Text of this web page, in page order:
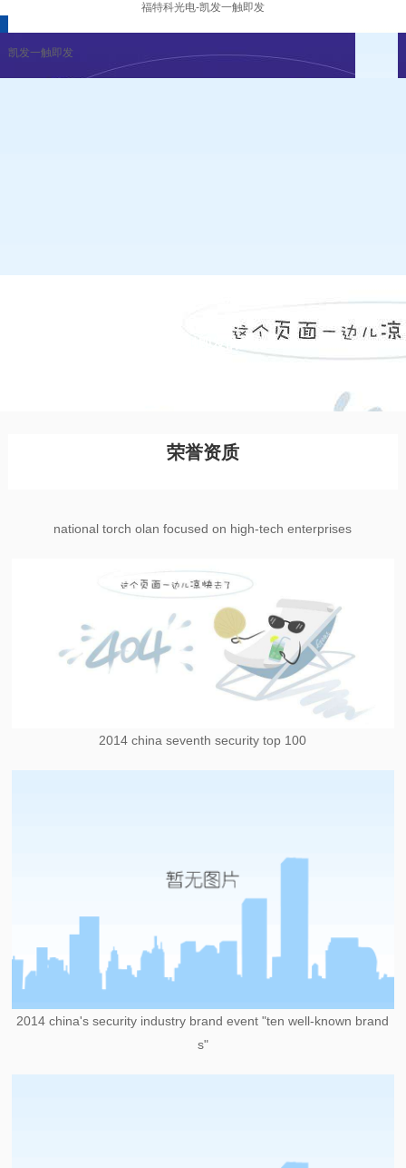
福特科光电-凯发一触即发
凯发一触即发
凯发一触即发的文化
凯发一触即发
荣誉资质
national torch olan focused on high-tech enterprises
2014 china seventh security top 100
2014 china's security industry brand event "ten well-known brand
s"